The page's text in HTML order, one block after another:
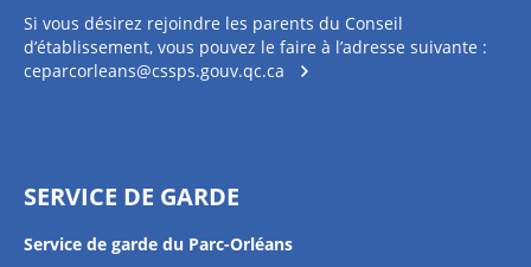
Si vous désirez rejoindre les parents du Conseil
d’établissement, vous pouvez le faire à l’adresse suivante :
ceparcorleans@cssps.gouv.qc.ca
SERVICE DE GARDE
Service de garde du Parc-Orléans